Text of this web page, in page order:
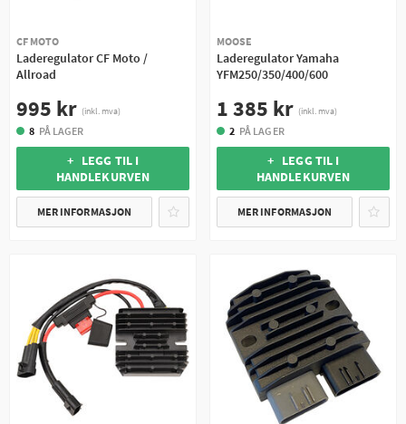
CF MOTO
Laderegulator CF Moto /
Allroad
995 kr (inkl. mva)
8 PÅ LAGER
+ LEGG TIL I
HANDLEKURVEN
MER INFORMASJON
MOOSE
Laderegulator Yamaha
YFM250/350/400/600
1 385 kr (inkl. mva)
2 PÅ LAGER
+ LEGG TIL I
HANDLEKURVEN
MER INFORMASJON